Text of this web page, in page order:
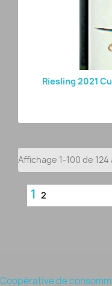
Riesling 2021
Affichage 1-100 de
1 2
Coopérative de